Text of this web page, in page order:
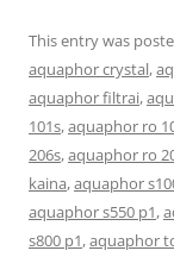
This entry was
aquaphor crystal,
aquaphor filtrai,
101s,aquaphor ro
206s,aquaphor ro
kaina,aquaphor
aquaphor s550 p1,
s800 p1,aquaphor